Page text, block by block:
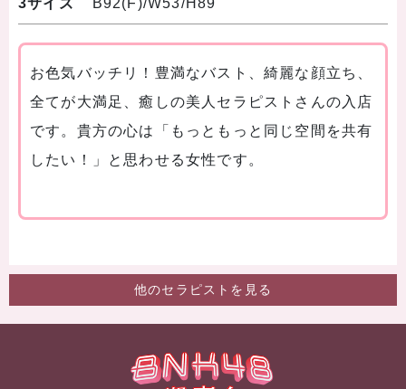
お色気バッチリ！豊満なバスト、綺麗な顔立ち、
全てが大満足、癒しの美人セラピストさんの入店
です。貴方の心は「もっともっと同じ空間を共有
したい！」と思わせる女性です。
他のセラピストを見る